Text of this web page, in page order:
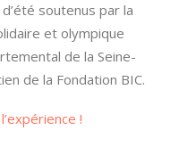
soutenus par la
et olympique
de la Seine-
de la Fondation BIC.
!